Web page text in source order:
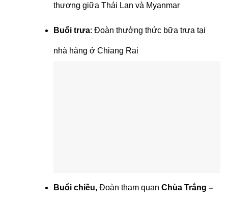
thương giữa Thái Lan và Myanmar
Buổi trưa: Đoàn thưởng thức bữa trưa tại
nhà hàng ở Chiang Rai
Buổi chiều,Đoàn tham quan Chùa Trắng –